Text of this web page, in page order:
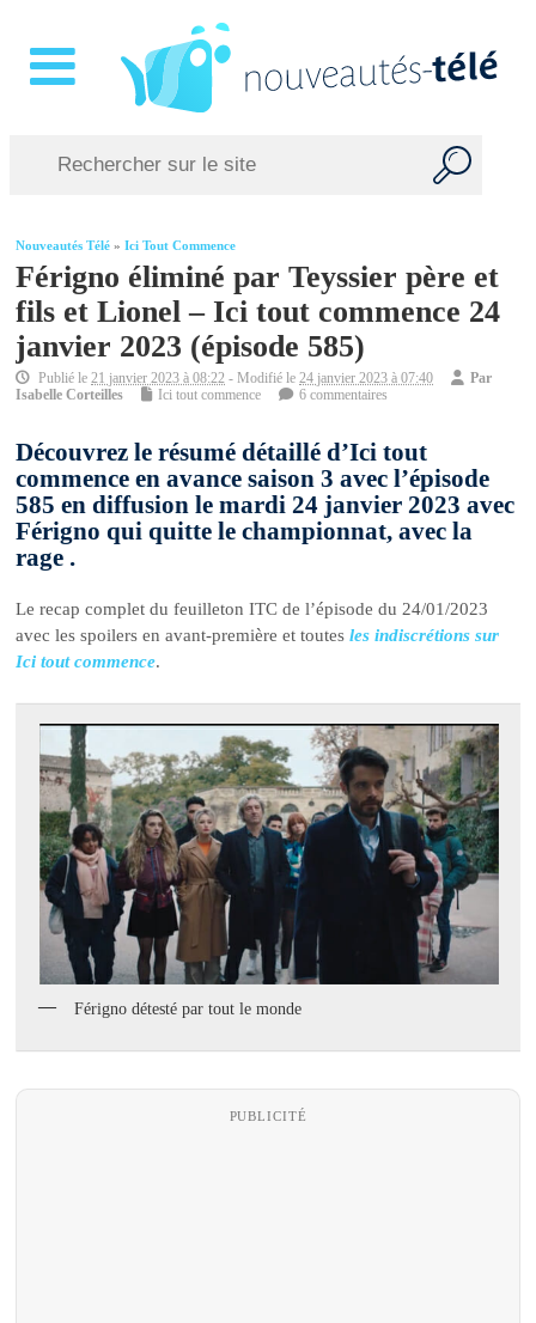
Nouveautés Télé »Ici Tout Commence
Férigno éliminé par Teyssier père et
fils et Lionel – Ici tout commence 24
janvier 2023 (épisode 585)
Publié le21 janvier 2023 à 08:22 - Modifié le24 janvier 2023 à 07:40
Par
Isabelle Corteilles
Ici tout commence 6 commentaires
Découvrez le résumé détaillé d’Ici tout
commence en avance saison 3 avec l’épisode
585 en diffusion le mardi 24 janvier 2023 avec
Férigno qui quitte le championnat, avec la
rage .
Le recap complet du feuilleton ITC de l’épisode du 24/01/2023
avec les spoilers en avant-première et toutesles indiscrétions sur
Ici tout commence.
Férigno détesté par tout le monde
PUBLICITÉ